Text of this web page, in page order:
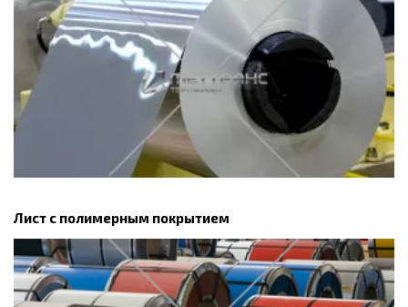
Лист с полимерным покрытием